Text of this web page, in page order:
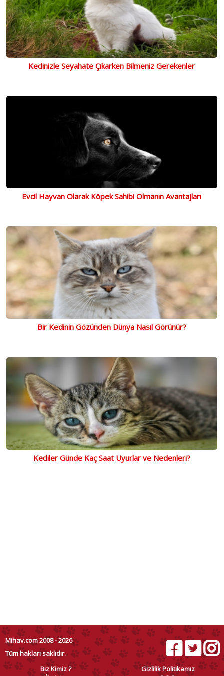
Kedinizle Seyahate Çıkarken Bilmeniz Gerekenler
Evcil Hayvan Olarak Köpek Sahibi Olmanın Avantajları
Bir Kedinin Gözünden Dünya Nasıl Görünür?
Kediler Günde Kaç Saat Uyurlar ve Nedenleri?
Mihav.com 2008 - 2026
Tüm hakları saklıdır.
Biz Kimiz ?
Gizlilik Politikamız